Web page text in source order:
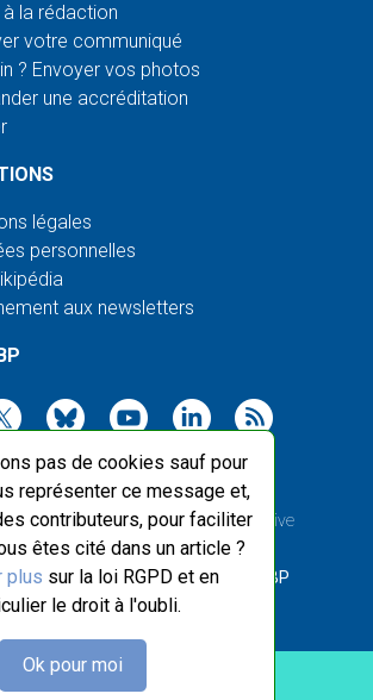
pas de cookies sauf pour
représenter ce message et,
contributeurs, pour faciliter
êtes cité dans un article ?
plus sur la loi RGPD et en
le droit à l'oubli.
Ok pour moi
à la rédaction
votre communiqué
? Envoyer vos photos
une accréditation
légales
personnelles
aux newsletters
©Agence Bretagne Presse, sauf Creative
Commons
:Breizhek Studio , Back-end : ABP